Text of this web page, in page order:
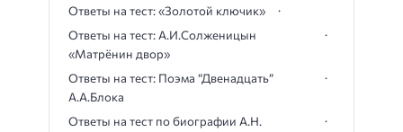
Ответы на тест: «Золотой ключик»
Ответы на тест: А.И.Солженицын
«Матрёнин двор»
Ответы на тест: Поэма “Двенадцать”
А.А.Блока
Ответы на тест по биографии А.Н.